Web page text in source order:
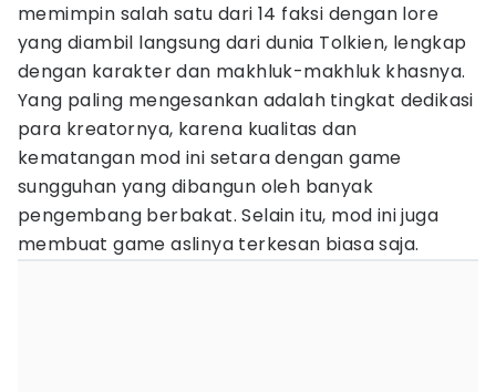
memimpin salah satu dari 14 faksi dengan lore
yang diambil langsung dari dunia Tolkien, lengkap
dengan karakter dan makhluk-makhluk khasnya.
Yang paling mengesankan adalah tingkat dedikasi
para kreatornya, karena kualitas dan
kematangan mod ini setara dengan game
sungguhan yang dibangun oleh banyak
pengembang berbakat. Selain itu, mod ini juga
membuat game aslinya terkesan biasa saja.